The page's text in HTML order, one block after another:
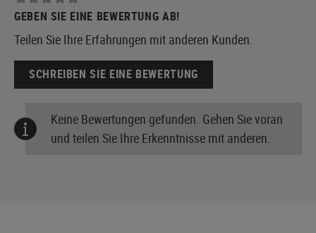
GEBEN SIE EINE BEWERTUNG AB!
Teilen Sie Ihre Erfahrungen mit anderen Kunden.
SCHREIBEN SIE EINE BEWERTUNG
Keine Bewertungen gefunden. Gehen Sie voran
und teilen Sie Ihre Erkenntnisse mit anderen.